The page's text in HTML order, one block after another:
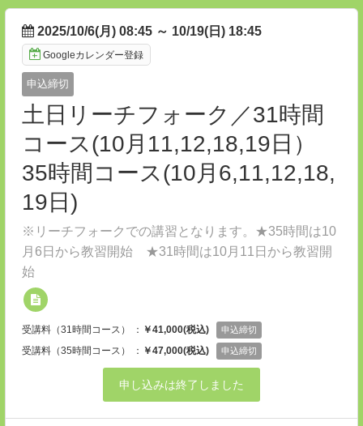
2025/10/6(月) 08:45 ～ 10/19(日) 18:45
Googleカレンダー登録
申込締切
土日リーチフォーク／31時間
コース(10月11,12,18,19日）
35時間コース(10月6,11,12,18,
19日)
※リーチフォークでの講習となります。★35時間は10
月6日から教習開始 ★31時間は10月11日から教習開
始
受講料（31時間コース） ： ￥41,000(税込) 申込締切
受講料（35時間コース） ： ￥47,000(税込) 申込締切
申し込みは終了しました